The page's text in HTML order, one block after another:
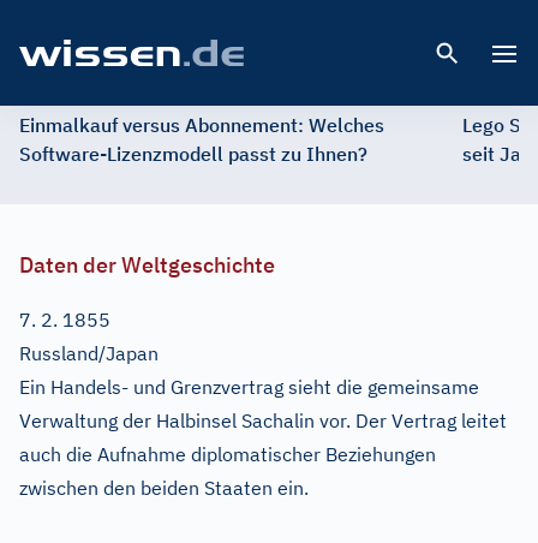
Einmalkauf versus Abonnement: Welches
Software-Lizenzmodell passt zu Ihnen?
Lego
seit
Daten der Weltgeschichte
7. 2. 1855
Russland/Japan
Ein Handels- und Grenzvertrag sieht die gemeinsame
Verwaltung der Halbinsel Sachalin vor. Der Vertrag leitet
auch die Aufnahme diplomatischer Beziehungen
zwischen den beiden Staaten ein.